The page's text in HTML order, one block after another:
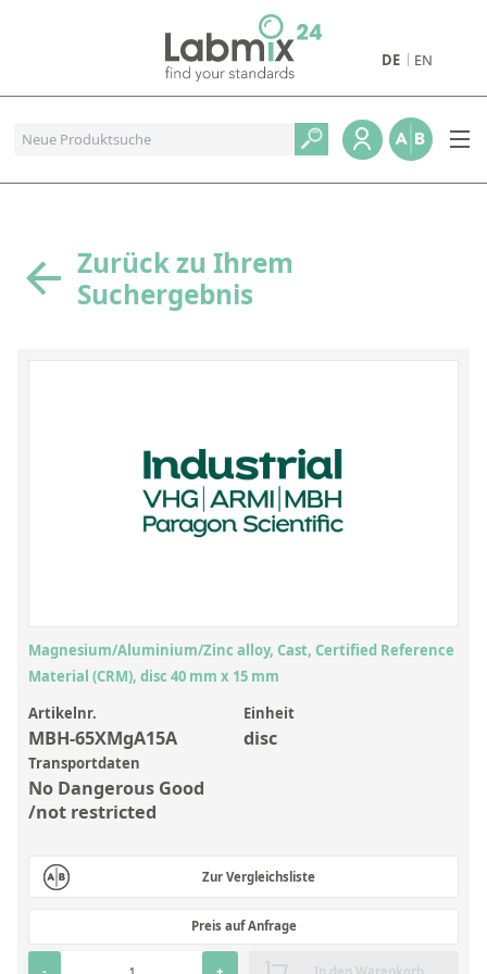
DE EN
Referenzstandards für die Industrie und Geologie
Referenzstandards für die Umweltanalytik
Organische Referenzstandards
Anorganische Referenzstandards
Laborvergleichsuntersuchungen (LVU/PT)
Custom-Made
Übersicht: Kundenspezifische Standards
Anorganische wässrige Kundenmischungen
Organische Analyten | Rückstandsanalytik
Metallstandards | Setting Up Samples (SUS)
Kundenspezifische Polymerstandards
Pharmazeutische und organische Kundensynthesen
Zurück zu Ihrem
Suchergebnis
Magnesium/Aluminium/Zinc alloy, Cast, Certified Reference
Material (CRM), disc 40 mm x 15 mm
Artikelnr.
MBH-65XMgA15A
Einheit
disc
Transportdaten
No Dangerous Good
/not restricted
Zur Vergleichsliste
Preis auf Anfrage